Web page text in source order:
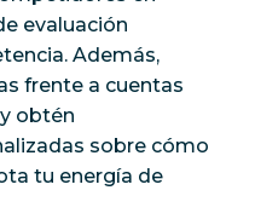
evaluación
Además,
frente a cuentas
obtén
sobre cómo
tu energía de